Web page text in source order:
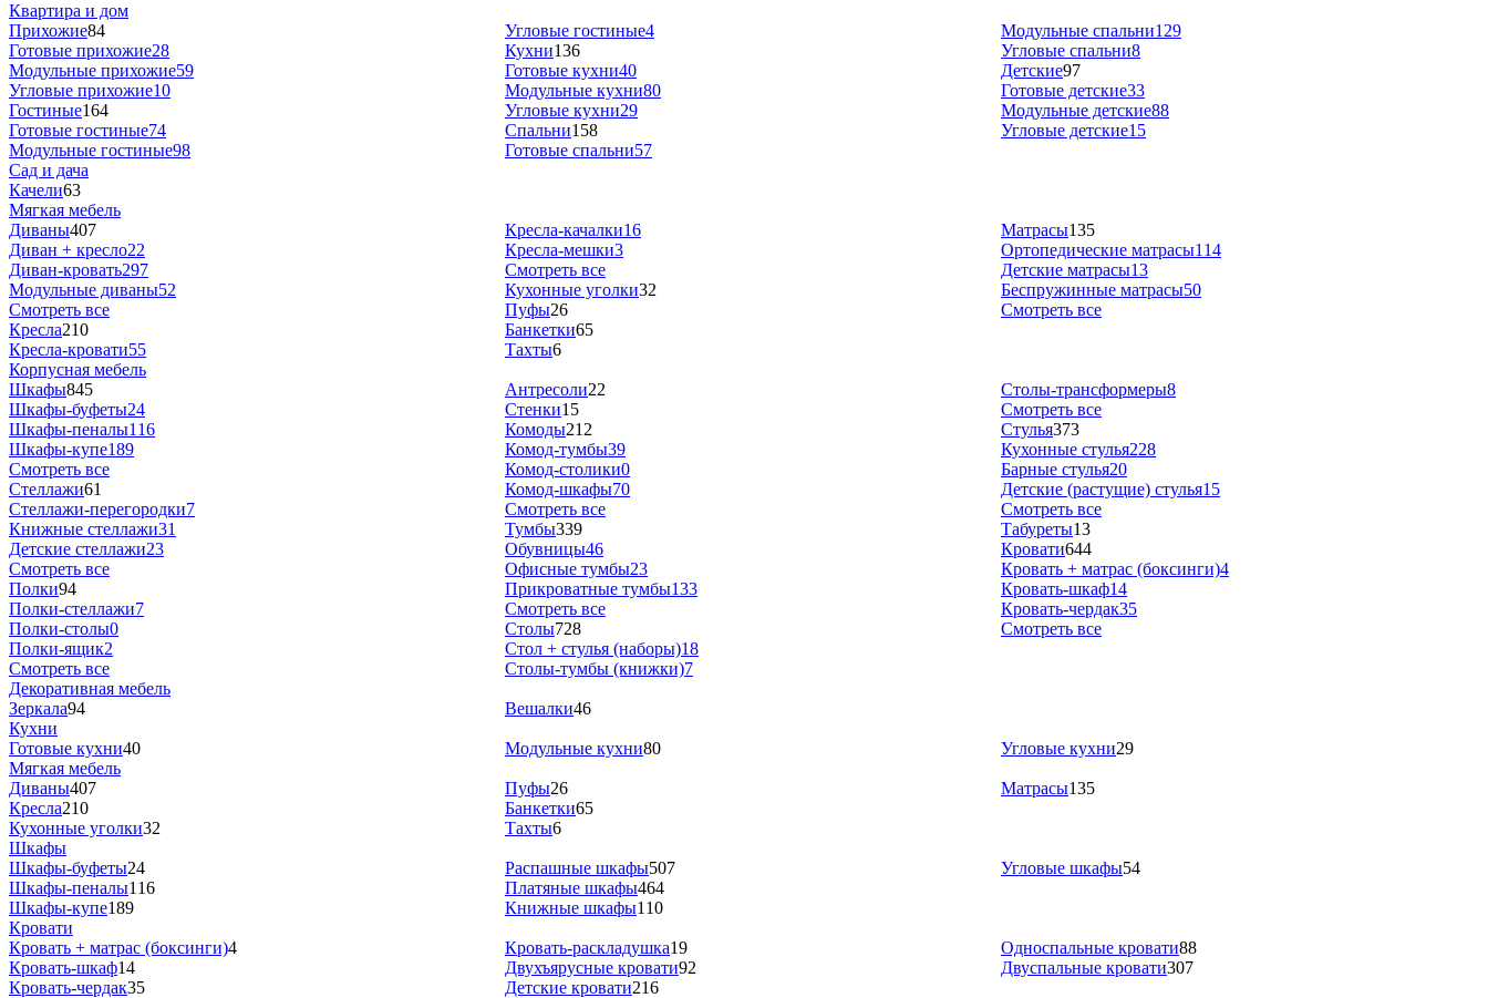
Квартира и дом
Прихожие84
Готовые прихожие28
Модульные прихожие59
Угловые прихожие10
Гостиные164
Готовые гостиные74
Модульные гостиные98
Угловые гостиные4
Кухни136
Готовые кухни40
Модульные кухни80
Угловые кухни29
Спальни158
Готовые спальни57
Модульные спальни129
Угловые спальни8
Детские97
Готовые детские33
Модульные детские88
Угловые детские15
Сад и дача
Качели63
Мягкая мебель
Диваны407
Диван + кресло22
Диван-кровать297
Модульные диваны52
Смотреть все
Кресла210
Кресла-кровати55
Кресла-качалки16
Кресла-мешки3
Смотреть все
Кухонные уголки32
Пуфы26
Банкетки65
Тахты6
Матрасы135
Ортопедические матрасы114
Детские матрасы13
Беспружинные матрасы50
Смотреть все
Корпусная мебель
Шкафы845
Шкафы-буфеты24
Шкафы-пеналы116
Шкафы-купе189
Смотреть все
Стеллажи61
Стеллажи-перегородки7
Книжные стеллажи31
Детские стеллажи23
Смотреть все
Полки94
Полки-стеллажи7
Полки-столы0
Полки-ящик2
Смотреть все
Антресоли22
Стенки15
Комоды212
Комод-тумбы39
Комод-столики0
Комод-шкафы70
Смотреть все
Тумбы339
Обувницы46
Офисные тумбы23
Прикроватные тумбы133
Смотреть все
Столы728
Стол + стулья (наборы)18
Столы-тумбы (книжки)7
Столы-трансформеры8
Смотреть все
Стулья373
Кухонные стулья228
Барные стулья20
Детские (растущие) стулья15
Смотреть все
Табуреты13
Кровати644
Кровать + матрас (боксинги)4
Кровать-шкаф14
Кровать-чердак35
Смотреть все
Декоративная мебель
Зеркала94 Вешалки46
Кухни
Готовые кухни40 Модульные кухни80 Угловые кухни29
Мягкая мебель
Диваны407
Кресла210
Кухонные уголки32
Пуфы26
Банкетки65
Тахты6
Матрасы135
Шкафы
Шкафы-буфеты24
Шкафы-пеналы116
Шкафы-купе189
Распашные шкафы507
Платяные шкафы464
Книжные шкафы110
Угловые шкафы54
Кровати
Кровать + матрас (боксинги)4
Кровать-шкаф14
Кровать-чердак35
Кровать-раскладушка19
Двухъярусные кровати92
Детские кровати216
Односпальные кровати88
Двуспальные кровати307